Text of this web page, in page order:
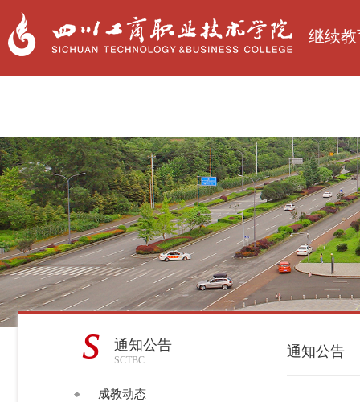
继续
s 通知公告
SCTBC
成教动态
通知公告